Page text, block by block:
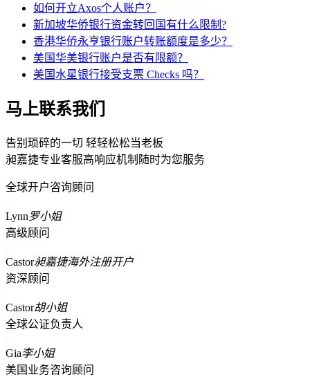
如何开立Axos个人账户？
新加坡华侨银行资金转回国有什么限制?
香港华侨永亨银行账户转账额度是多少？
美国华美银行账户是否有限额？
美国水星银行接受支票 Checks 吗？
马上联系我们
告别琐碎的一切 轻轻松松当老板
昶嘉捷专业客服高响应机制随时为您服务
全球开户咨询顾问
Lynn罗小姐
高级顾问
Castor昶嘉捷海外注册开户
资深顾问
Castor胡小姐
全球公证负责人
Gia李小姐
美国业务咨询顾问